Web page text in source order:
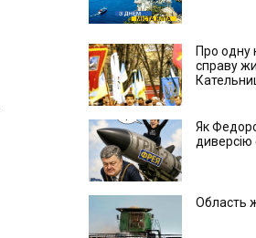
Про одну
справу
Як
диверсію
Область